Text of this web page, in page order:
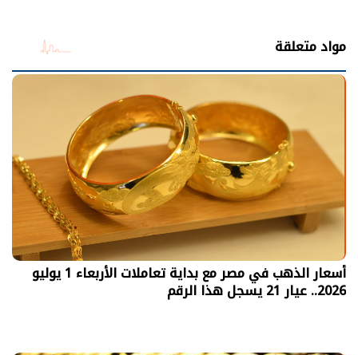
مواد متعلقة
أسعار الذهب في مصر مع بداية تعاملات الأربعاء 1 يوليو
2026.. عيار 21 يسجل هذا الرقم